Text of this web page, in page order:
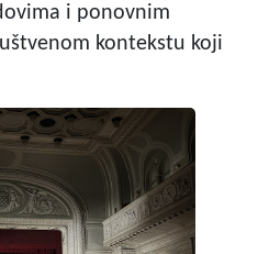
i ponovnim
kontekstu koji